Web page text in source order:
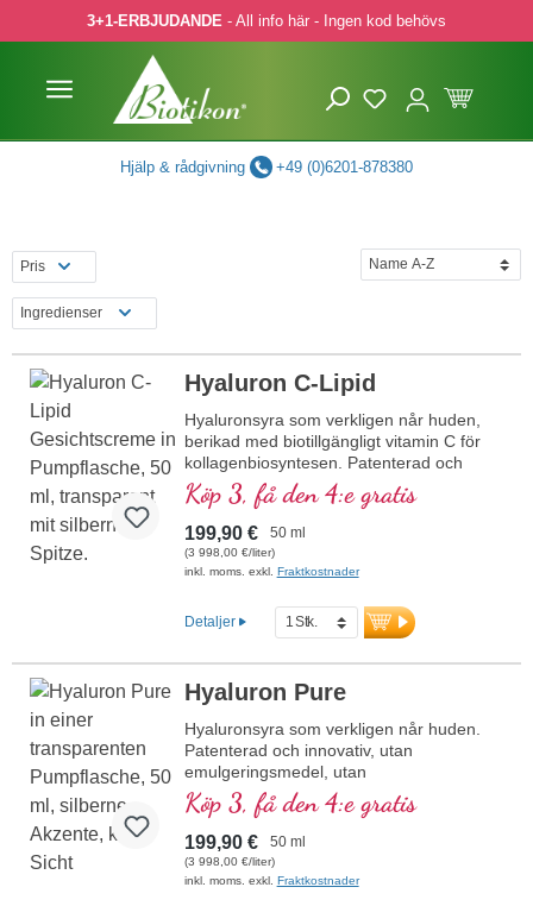
till huvudinnehåll
Hoppa till sökning
Hoppa till huvudnavigering
3+1-ERBJUDANDE - All info här - Ingen kod behövs
Hjälp & rådgivning +49 (0)6201-878380
Pris
Ingredienser
Hyaluron C-Lipid
Hyaluronsyra som verkligen når huden,
berikad med biotillgängligt vitamin C för
kollagenbiosyntesen. Patenterad och
innovativ, utan emulgeringsmedel, utan
konserveringsmedel. Booster för kollagen
och elastiska fibrer för en ungdomlig hud.
Köp 3, få den 4:e gratis
199,90 € 50 ml
(3 998,00 €/liter)
inkl. moms. exkl. Fraktkostnader
Detaljer
Hyaluron Pure
Hyaluronsyra som verkligen når huden.
Patenterad och innovativ, utan
emulgeringsmedel, utan
konserveringsmedel. Booster för kollagen
och elastiska fibrer för en ungdomlig hud.
Köp 3, få den 4:e gratis
199,90 € 50 ml
(3 998,00 €/liter)
inkl. moms. exkl. Fraktkostnader